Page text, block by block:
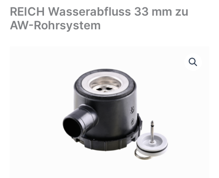
REICH Wasserabfluss 33 mm zu
AW-Rohrsystem